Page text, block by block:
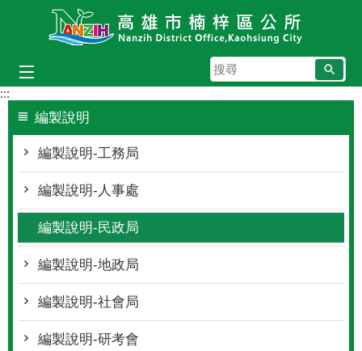
跳到主要內容區塊
搜
尋
:::
編製說明
編製說明-工務局
編製說明-人事處
編製說明-民政局
編製說明-地政局
編製說明-社會局
編製說明-研考會